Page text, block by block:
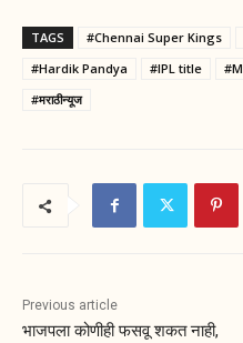
TAGS #Chennai Super Kings
#Hardik Pandya
#IPL title
#मराठीन्यूज
Previous article
भाजपला कोणीही फसवू शकत नाही,